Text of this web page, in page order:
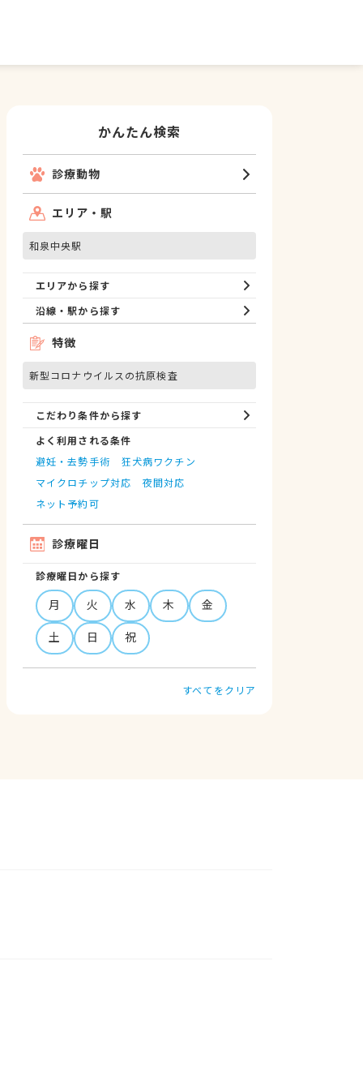
かんたん検索
診療動物
エリア・駅
和泉中央駅
エリアから探す
沿線・駅から探す
特徴
新型コロナウイルスの抗原検査
こだわり条件から探す
よく利用される条件
避妊・去勢手術
狂犬病ワクチン
マイクロチップ対応
夜間対応
ネット予約可
診療曜日
診療曜日から探す
月 火 水 木
金
土
日 祝
すべてをクリア